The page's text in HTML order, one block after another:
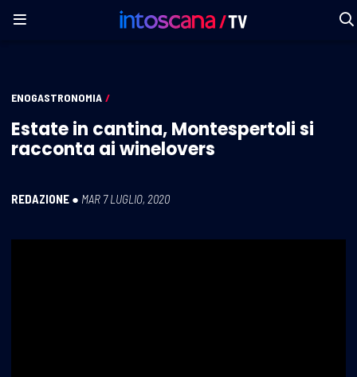
ENOGASTRONOMIA /
Estate in cantina, Montespertoli si
racconta ai winelovers
REDAZIONE ● MAR 7 LUGLIO, 2020